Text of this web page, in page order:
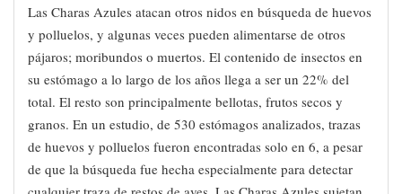
Las Charas Azules atacan otros nidos en búsqueda de huevos
y polluelos, y algunas veces pueden alimentarse de otros
pájaros; moribundos o muertos. El contenido de insectos en
su estómago a lo largo de los años llega a ser un 22% del
total. El resto son principalmente bellotas, frutos secos y
granos. En un estudio, de 530 estómagos analizados, trazas
de huevos y polluelos fueron encontradas solo en 6, a pesar
de que la búsqueda fue hecha especialmente para detectar